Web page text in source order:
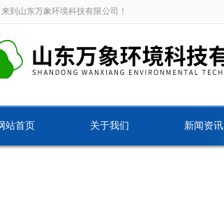
到山东万象环境科技有限公司！
站首页 关于我们 新闻资讯